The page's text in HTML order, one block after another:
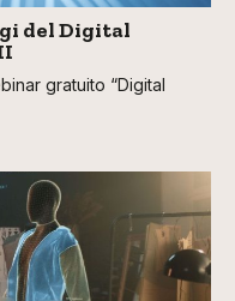
del Digital
gratuito “Digital